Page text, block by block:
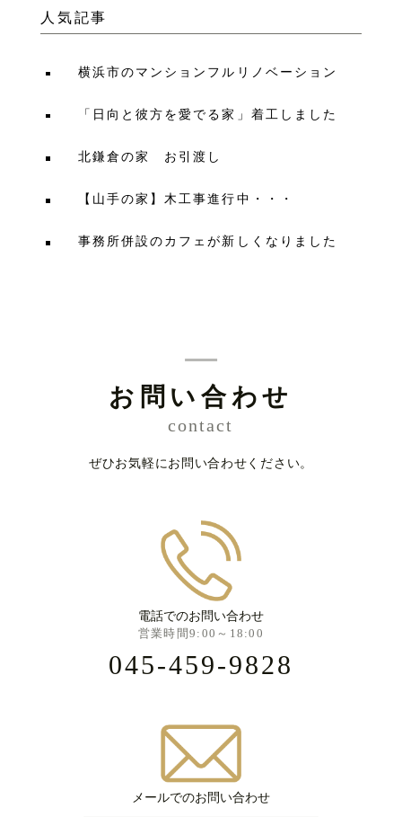
人気記事
横浜市のマンションフルリノベーション
「日向と彼方を愛でる家」着工しました
北鎌倉の家 お引渡し
【山手の家】木工事進行中・・・
事務所併設のカフェが新しくなりました
お問い合わせ
contact
ぜひお気軽にお問い合わせください。
電話でのお問い合わせ
営業時間9:00～18:00
045-459-9828
メールでのお問い合わせ